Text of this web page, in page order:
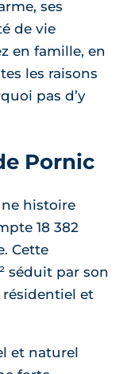
ses
de vie
en famille, en
les raisons
pas d’y
Pornic
histoire
18 382
Cette
séduit par son
résidentiel et
et naturel